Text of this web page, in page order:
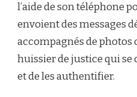
l’aide de son téléphone
envoient des messages
accompagnés de photos
huissier de justice qui se
et de les authentifier.